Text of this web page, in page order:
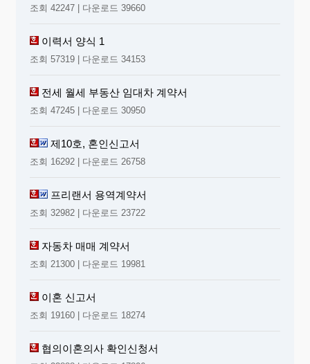
조회 42247 | 다운로드 39660
이력서 양식 1
조회 57319 | 다운로드 34153
전세 월세 부동산 임대차 계약서
조회 47245 | 다운로드 30950
제10호, 혼인신고서
조회 16292 | 다운로드 26758
프리랜서 용역계약서
조회 32982 | 다운로드 23722
자동차 매매 계약서
조회 21300 | 다운로드 19981
이혼 신고서
조회 19160 | 다운로드 18274
협의이혼의사 확인신청서